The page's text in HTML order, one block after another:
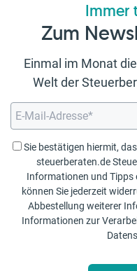
Immer
Zum
Einmal im Monat
Welt der
Sie bestätigen hiermit,
steuerberaten.de
Informationen und Tipps
können Sie jederzeit
Abbestellung weiterer Informationen enthalten sein. Weitere
Informationen zur